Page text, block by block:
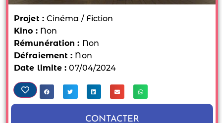
Projet : Cinéma / Fiction
Kino : Non
Rémunération : Non
Défraiement : Non
Date limite :07/04/2024
CONTACTER